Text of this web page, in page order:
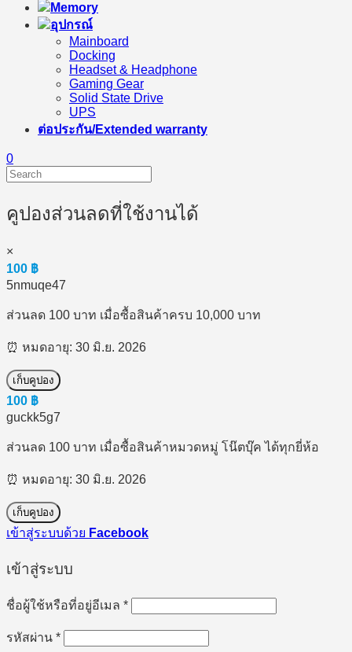
Memory
อุปกรณ์
Mainboard
Docking
Headset & Headphone
Gaming Gear
Solid State Drive
UPS
ต่อประกัน/Extended warranty
0
คูปองส่วนลดที่ใช้งานได้
×
100 ฿
5nmuqe47
ส่วนลด 100 บาท เมื่อซื้อสินค้าครบ 10,000 บาท
หมดอายุ: 30 มิ.ย. 2026
เก็บคูปอง
100 ฿
guckk5g7
ส่วนลด 100 บาท เมื่อซื้อสินค้าหมวดหมู่ โน๊ตบุ๊ค ได้ทุกยี่ห้อ
หมดอายุ: 30 มิ.ย. 2026
เก็บคูปอง
เข้าสู่ระบบด้วย Facebook
เข้าสู่ระบบ
ชื่อผู้ใช้หรือที่อยู่อีเมล *ต้องการ
รหัสผ่าน *ต้องการ